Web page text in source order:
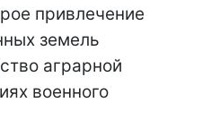
привлечение
земель
аграрной
военного